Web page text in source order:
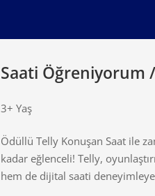
Saati Öğreniyorum
3+ Yaş
Ödüllü Telly Konuşan Saat ile
kadar eğlenceli! Telly,
hem de dijital saati